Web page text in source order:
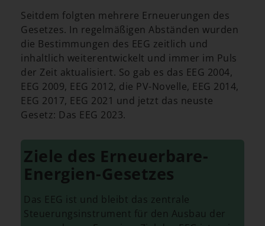
Seitdem folgten mehrere Erneuerungen des
Gesetzes. In regelmäßigen Abständen wurden
die Bestimmungen des EEG zeitlich und
inhaltlich weiterentwickelt und immer im Puls
der Zeit aktualisiert. So gab es das EEG 2004,
EEG 2009, EEG 2012, die PV-Novelle, EEG 2014,
EEG 2017, EEG 2021 und jetzt das neuste
Gesetz: Das EEG 2023.
Ziele des Erneuerbare-
Energien-Gesetzes
Das EEG ist und bleibt das zentrale
Steuerungsinstrument für den Ausbau der